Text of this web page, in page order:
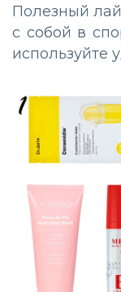
Полезный
с собой в
используйте